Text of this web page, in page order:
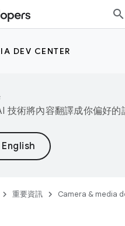
DEV CENTER
技術將內容翻譯成你偏好的
重要資訊
Camera & media